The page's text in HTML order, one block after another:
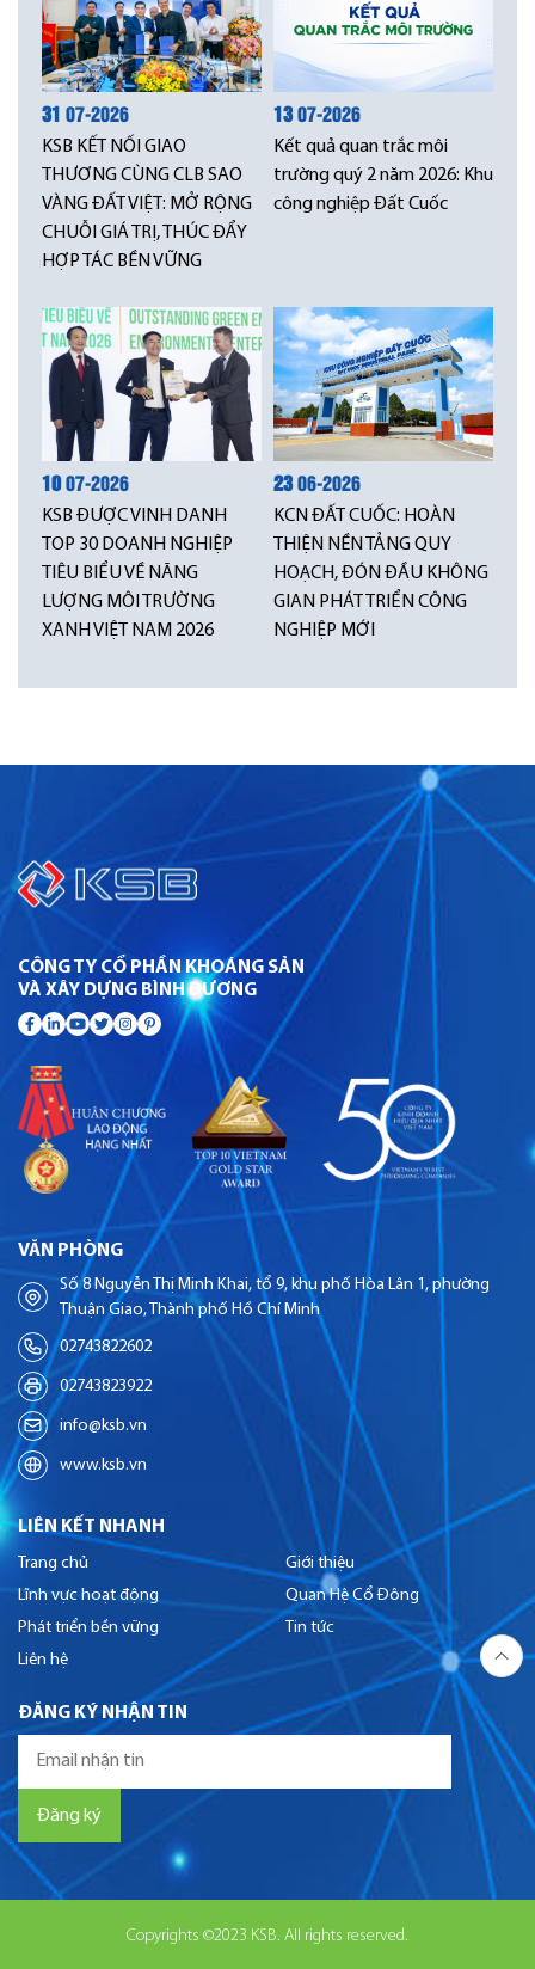
31 07-2026
KSB KẾT NỐI GIAO
THƯƠNG CÙNG CLB SAO
VÀNG ĐẤT VIỆT: MỞ RỘNG
CHUỖI GIÁ TRỊ, THÚC ĐẨY
HỢP TÁC BỀN VỮNG
1307-2026
Kết quả quan trắc môi
trường quý 2 năm 2026: Khu
công nghiệp Đất Cuốc
1007-2026
KSB ĐƯỢC VINH DANH
TOP 30 DOANH NGHIỆP
TIÊU BIỂU VỀ NĂNG
LƯỢNG MÔI TRƯỜNG
XANH VIỆT NAM 2026
2306-2026
KCN ĐẤT CUỐC: HOÀN
THIỆN NỀN TẢNG QUY
HOẠCH, ĐÓN ĐẦU KHÔNG
GIAN PHÁT TRIỂN CÔNG
NGHIỆP MỚI
CÔNG TY CỔ PHẦN KHOÁNG SẢN
VÀ XÂY DỰNG BÌNH DƯƠNG
VĂN PHÒNG
Số 8 Nguyễn Thị Minh Khai, tổ 9, khu phố Hòa Lân 1, phường
Thuận Giao, Thành phố Hồ Chí Minh
02743822602
02743823922
info@ksb.vn
www.ksb.vn
LIÊN KẾT NHANH
Trang chủ
Giới thiệu
Lĩnh vực hoạt động
Quan Hệ Cổ Đông
Phát triển bền vững
Tin tức
Liên hệ
ĐĂNG KÝ NHẬN TIN
Copyrights ©2023 KSB. All rights reserved.